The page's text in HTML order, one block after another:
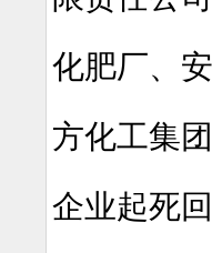
化肥厂、
方化工集
企业起死